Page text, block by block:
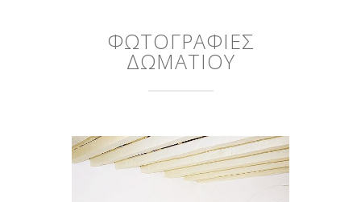
ΦΩΤΟΓΡΑΦΙΕΣ
ΔΩΜΑΤΙΟΥ